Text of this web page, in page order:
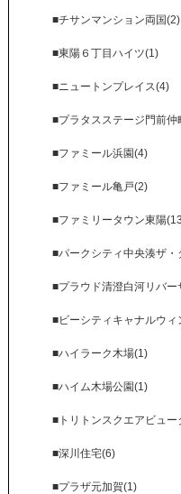
■チサンマンション両国(2)
■東陽６丁目ハイツ(1)
■ニュートンプレイス(4)
■プラタスステージ門前仲
■ファミール浜園(4)
■ファミール亀戸(2)
■ファミリータウン東陽
■パークシティ中央湊ザ・
■プラウド清澄白河リバー
■ビーシティキャナルウィ
■ハイラーク木場(1)
■ハイム木場公園(1)
■トリトンスクエアビュー
■深川住宅(6)
■プラザ元加賀(1)